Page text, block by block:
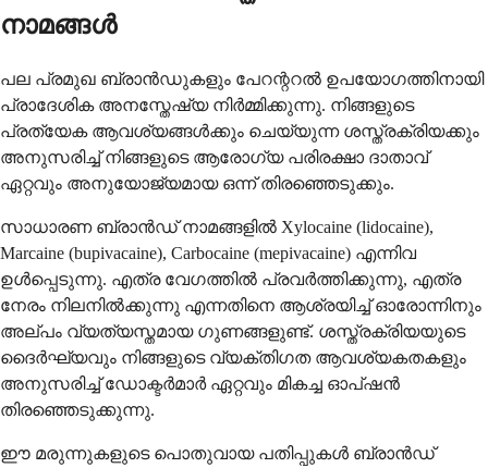
നാമങ്ങൾ
പല പ്രമുഖ ബ്രാൻഡുകളും പേറന്ററൽ ഉപയോഗത്തിനായി
പ്രാദേശിക അനസ്തേഷ്യ നിർമ്മിക്കുന്നു. നിങ്ങളുടെ
പ്രത്യേക ആവശ്യങ്ങൾക്കും ചെയ്യുന്ന ശസ്ത്രക്രിയക്കും
അനുസരിച്ച് നിങ്ങളുടെ ആരോഗ്യ പരിരക്ഷാ ദാതാവ്
ഏറ്റവും അനുയോജ്യമായ ഒന്ന് തിരഞ്ഞെടുക്കും.
സാധാരണ ബ്രാൻഡ് നാമങ്ങളിൽ Xylocaine (lidocaine),
Marcaine (bupivacaine), Carbocaine (mepivacaine) എന്നിവ
ഉൾപ്പെടുന്നു. എത്ര വേഗത്തിൽ പ്രവർത്തിക്കുന്നു, എത്ര
നേരം നിലനിൽക്കുന്നു എന്നതിനെ ആശ്രയിച്ച് ഓരോന്നിനും
അല്പം വ്യത്യസ്തമായ ഗുണങ്ങളുണ്ട്. ശസ്ത്രക്രിയയുടെ
ദൈർഘ്യവും നിങ്ങളുടെ വ്യക്തിഗത ആവശ്യകതകളും
അനുസരിച്ച് ഡോക്ടർമാർ ഏറ്റവും മികച്ച ഓപ്ഷൻ
തിരഞ്ഞെടുക്കുന്നു.
ഈ മരുന്നുകളുടെ പൊതുവായ പതിപ്പുകൾ ബ്രാൻഡ്